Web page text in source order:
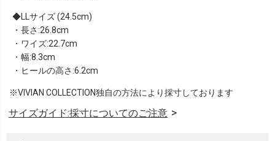
LLサイズ (24.5cm)
・長さ:26.8cm
・ワイズ:22.7cm
・幅:8.3cm
・ヒールの高さ:6.2cm
※VIVIAN COLLECTION独自の方法により採寸しております
サイズガイド:採寸についてのご注意